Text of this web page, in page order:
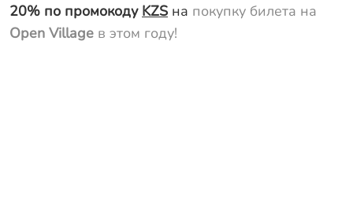
20% по промокоду KZS на покупку билета на
Open Village в этом году!